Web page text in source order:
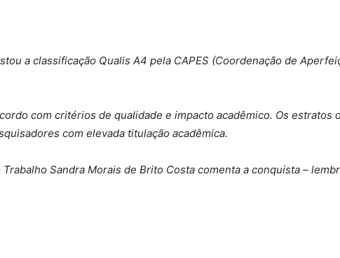
a classificação Qualis A4 pela CAPES (Coordenação de
com critérios de qualidade e impacto acadêmico. Os estratos
com elevada titulação acadêmica.
Sandra Morais de Brito Costa comenta a conquista –